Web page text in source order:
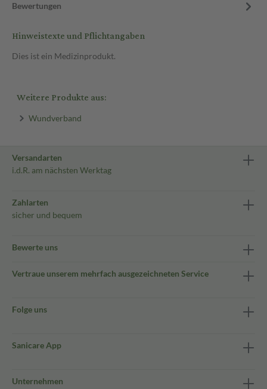
Bewertungen
Hinweistexte und Pflichtangaben
Dies ist ein Medizinprodukt.
Weitere Produkte aus:
Wundverband
Versandarten
i.d.R. am nächsten Werktag
Zahlarten
sicher und bequem
Bewerte uns
Vertraue unserem mehrfach ausgezeichneten Service
Folge uns
Sanicare App
Unternehmen